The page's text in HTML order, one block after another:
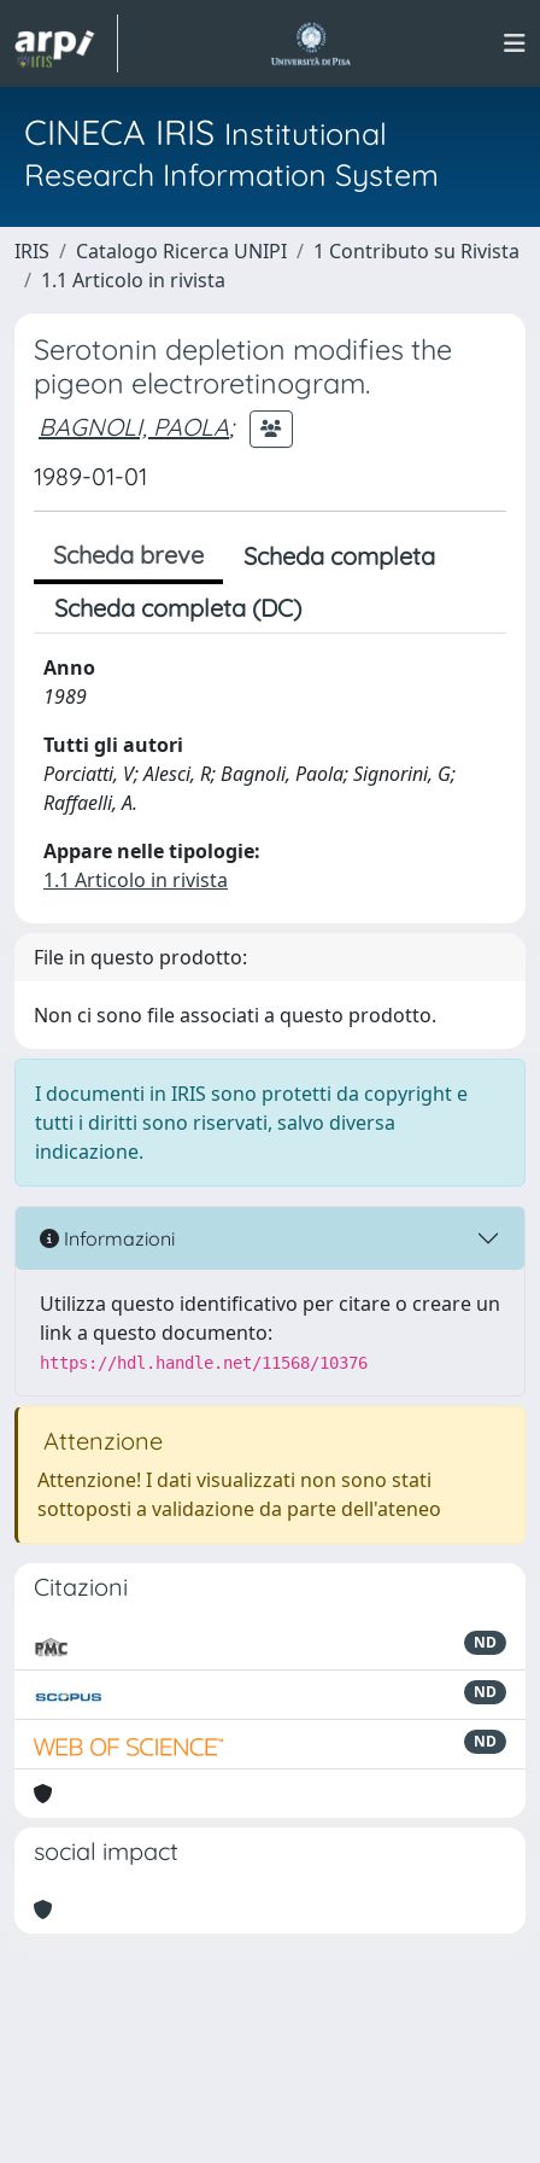
CINECA IRIS Institutional
Research Information System
IRIS Catalogo Ricerca UNIPI
1 Contributo su Rivista
1.1 Articolo in rivista
Serotonin depletion modifies the
pigeon electroretinogram.
BAGNOLI, PAOLA;
1989-01-01
Scheda breve
Scheda completa
Scheda completa (DC)
Anno
1989
Tutti gli autori
Porciatti, V; Alesci, R; Bagnoli, Paola; Signorini, G;
Raffaelli, A.
Appare nelle tipologie:
1.1 Articolo in rivista
File in questo prodotto:
Non ci sono file associati a questo prodotto.
I documenti in IRIS sono protetti da copyright e
tutti i diritti sono riservati, salvo diversa
indicazione.
Informazioni
Utilizza questo identificativo per citare o creare un
link a questo documento:
https://hdl.handle.net/11568/10376
Attenzione
Attenzione! I dati visualizzati non sono stati
sottoposti a validazione da parte dell'ateneo
Citazioni
ND
ND
ND
social impact